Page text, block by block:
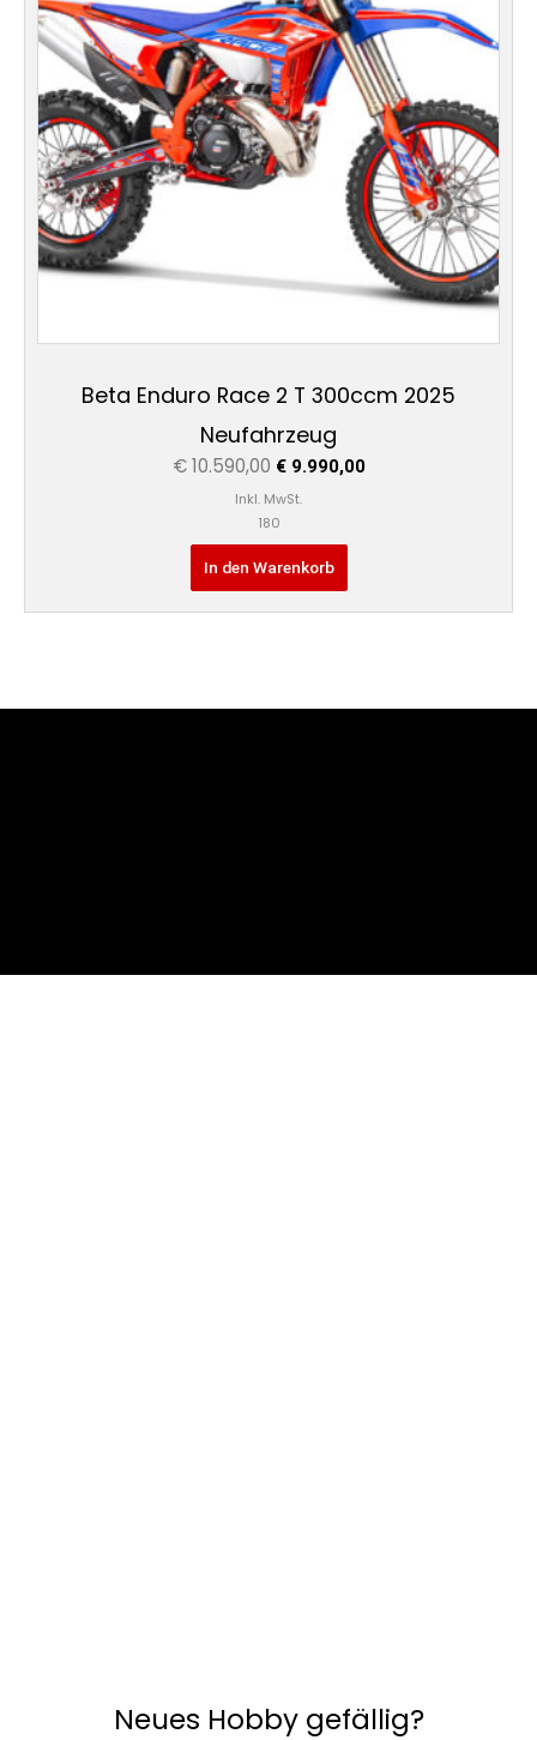
Beta Enduro Race 2 T 300ccm 2025
Neufahrzeug
€10.590,00 €9.990,00
Inkl. MwSt.
180
In den Warenkorb
Neues Hobby gefällig?